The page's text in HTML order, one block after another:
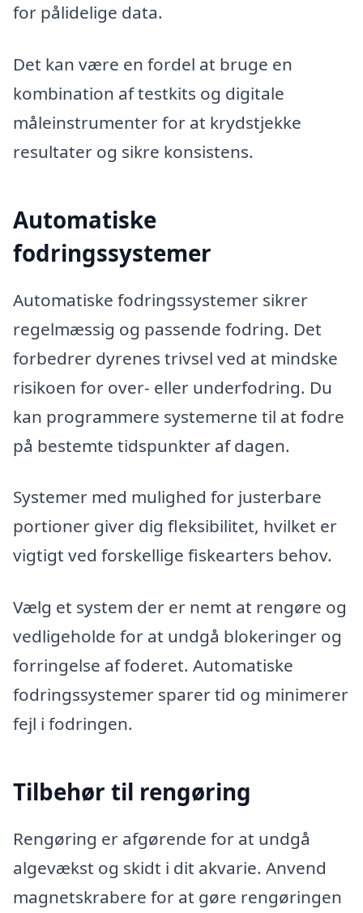
for pålidelige data.
Det kan være en fordel at bruge en
kombination af testkits og digitale
måleinstrumenter for at krydstjekke
resultater og sikre konsistens.
Automatiske
fodringssystemer
Automatiske fodringssystemer sikrer
regelmæssig og passende fodring. Det
forbedrer dyrenes trivsel ved at mindske
risikoen for over- eller underfodring. Du
kan programmere systemerne til at fodre
på bestemte tidspunkter af dagen.
Systemer med mulighed for justerbare
portioner giver dig fleksibilitet, hvilket er
vigtigt ved forskellige fiskearters behov.
Vælg et system der er nemt at rengøre og
vedligeholde for at undgå blokeringer og
forringelse af foderet. Automatiske
fodringssystemer sparer tid og minimerer
fejl i fodringen.
Tilbehør til rengøring
Rengøring er afgørende for at undgå
algevækst og skidt i dit akvarie. Anvend
magnetskrabere for at gøre rengøringen